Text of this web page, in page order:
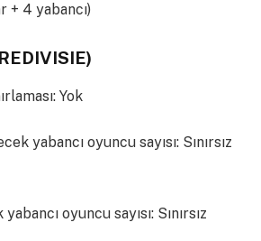
4 yabancı)
Yok
yabancı oyuncu sayısı: Sınırsız
oyuncu sayısı: Sınırsız